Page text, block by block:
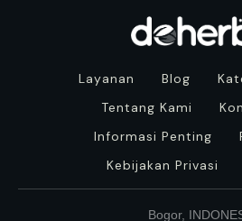
Layanan Blog
Tentang Kami
Informasi Penting
Kebijakan Privasi
Bogor,